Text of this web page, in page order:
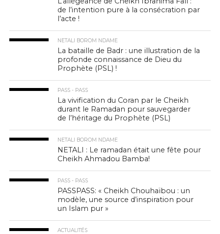
de l’intention pure à la consécration par
l’acte !
NETALI BOROM NDAME
La bataille de Badr : une illustration de la
profonde connaissance de Dieu du
Prophète (PSL) !
PASS - PASS
La vivification du Coran par le Cheikh
durant le Ramadan pour sauvegarder
de l’héritage du Prophète (PSL)
NETALI BOROM NDAME
NETALI : Le ramadan était une fête pour
Cheikh Ahmadou Bamba!
PASS - PASS
PASSPASS: « Cheikh Chouhaïbou : un
modèle, une source d’inspiration pour
un Islam pur »
ACTUALITÉS